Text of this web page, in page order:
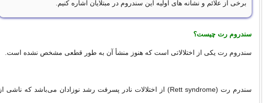
برخی از علائم و نشانه های اولیه این سندروم در مبتلایان اشاره کنیم.
سندروم رت چیست؟
سندروم رت یکی از اختلالاتی است که هنوز منشأ آن به طور قطعی مشخص نشده است.
سندرم رت (Rett syndrome) از اختلالات نادر پسرفت رشد نوزادان می‌باشد که ناشی از